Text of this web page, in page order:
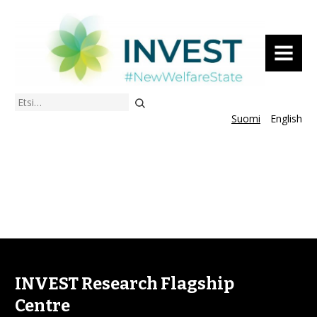
VALIKKO
Etsi
Suomi
English
INVEST Research Flagship
Centre